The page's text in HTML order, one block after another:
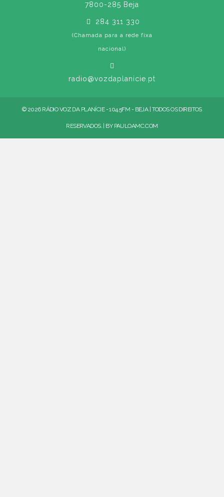
7800-285 Beja
284 311 330
(Chamada para a rede fixa
nacional)
radio@vozdaplanicie.pt
© 2026 RÁDIO VOZ DA PLANÍCIE - 104.5FM - BEJA | TODOS OS DIREITOS
RESERVADOS. | BY PAULOAMC.COM